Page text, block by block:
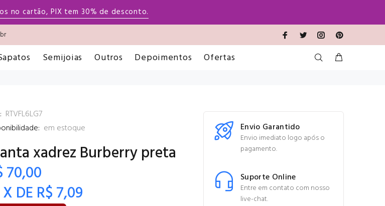
no cartão, PIX tem 30% de desconto.
Semijoias Outros Depoimentos Ofertas
RTVFL6LG7
em estoque
xadrez Burberry preta
70,00
DE R$ 7,09
Envio Garantido
Envio imediato logo após o
pagamento.
Suporte Online
Entre em contato com nosso
live-chat.